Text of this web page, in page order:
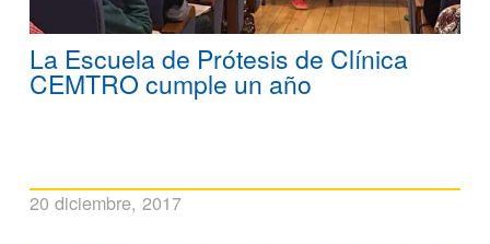
La Escuela de Prótesis de Clínica
CEMTRO cumple un año
20 diciembre, 2017